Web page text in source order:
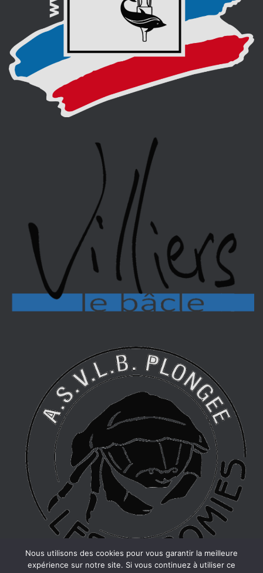
Nous utilisons des cookies pour vous garantir la meilleure
expérience sur notre site. Si vous continuez à utiliser ce